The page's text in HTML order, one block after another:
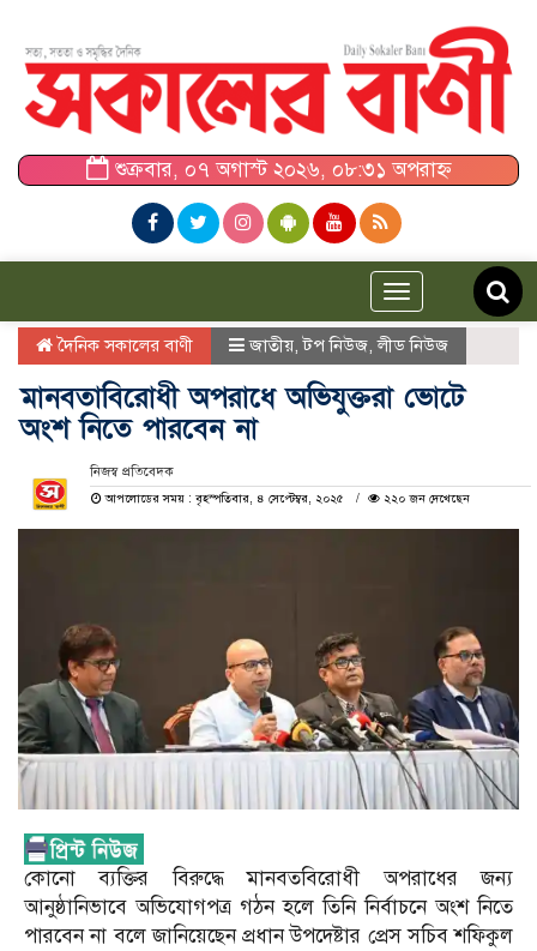
শুক্রবার, ০৭ অগাস্ট ২০২৬, ০৮:৩১ অপরাহ্ন
Toggle
navigation
দৈনিক সকালের বাণী জাতীয় ,টপ নিউজ ,লীড নিউজ
মানবতাবিরোধী অপরাধে অভিযুক্তরা ভোটে
অংশ নিতে পারবেন না
নিজস্ব প্রতিবেদক
আপলোডের সময় : বৃহস্পতিবার, ৪ সেপ্টেম্বর, ২০২৫
২২০ জন দেখেছেন
কোনো ব্যক্তির বিরুদ্ধে মানবতবিরোধী অপরাধের জন্য
আনুষ্ঠানিভাবে অভিযোগপত্র গঠন হলে তিনি নির্বাচনে অংশ নিতে
পারবেন না বলে জানিয়েছেন প্রধান উপদেষ্টার প্রেস সচিব শফিকুল